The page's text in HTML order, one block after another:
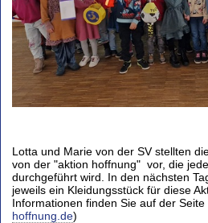
Lotta und Marie von der SV stellten
von der "aktion hoffnung" vor, die
durchgeführt wird. In den nächsten
jeweils ein Kleidungsstück für diese
Informationen finden Sie auf der Seite
hoffnung.de)